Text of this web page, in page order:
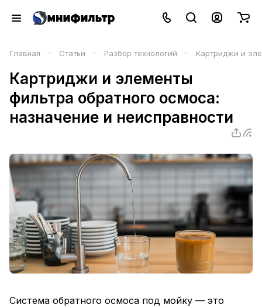
Главная – Статьи – Разбор технологий – Картриджи и
Картриджи и элементы
фильтра обратного осмоса:
назначение и неисправности
Система обратного осмоса под мойку — это